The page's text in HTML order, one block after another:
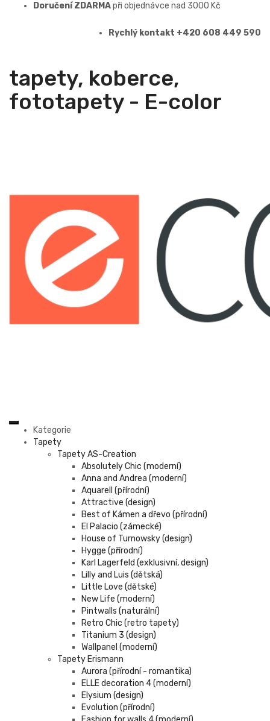
Doručení ZDARMApři objednávce nad 3000 Kč
Rychlý kontakt +420 608 449 590
tapety, koberce,
fototapety - E-color
Kategorie
Tapety
Tapety AS-Creation
Absolutely Chic (moderní)
Anna and Andrea (moderní)
Aquarell (přírodní)
Attractive (design)
Best of Kámen a dřevo (přírodní)
El Palacio (zámecké)
House of Turnowsky (design)
Hygge (přírodní)
Karl Lagerfeld (exklusivní, design)
Lilly and Luis (dětská)
Little Love (dětské)
New Life (moderní)
Pintwalls (naturální)
Retro Chic (retro tapety)
Titanium 3 (design)
Wallpanel (moderní)
Tapety Erismann
Aurora (přírodní - romantika)
ELLE decoration 4 (moderní)
Elysium (design)
Evolution (přírodní)